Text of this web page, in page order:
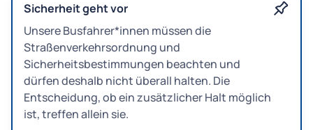
Sicherheit geht vor
Unsere Busfahrer*innen müssen die
Straßenverkehrsordnung und
Sicherheitsbestimmungen beachten und
dürfen deshalb nicht überall halten. Die
Entscheidung, ob ein zusätzlicher Halt möglich
ist, treffen allein sie.